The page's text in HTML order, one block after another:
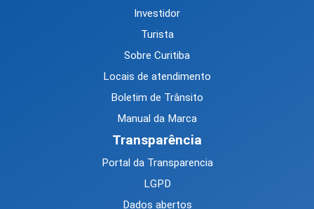
Investidor
Turista
Sobre Curitiba
Locais de atendimento
Boletim de Trânsito
Manual da Marca
Transparência
Portal da Transparencia
LGPD
Dados abertos